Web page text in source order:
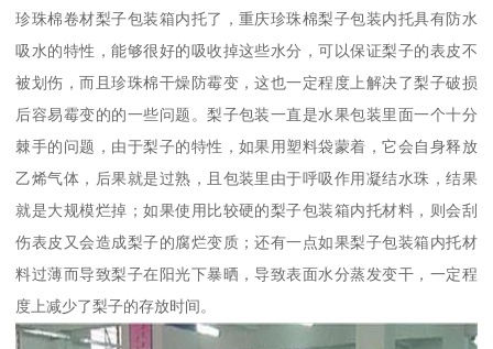
珍珠棉卷材梨子包装箱内托了，重庆珍珠棉梨子包装内托具有防水
吸水的特性，能够很好的吸收掉这些水分，可以保证梨子的表皮不
被划伤，而且珍珠棉干燥防霉变，这也一定程度上解决了梨子破损
后容易霉变的的一些问题。梨子包装一直是水果包装里面一个十分
棘手的问题，由于梨子的特性，如果用塑料袋蒙着，它会自身释放
乙烯气体，后果就是过熟，且包装里由于呼吸作用凝结水珠，结果
就是大规模烂掉；如果使用比较硬的梨子包装箱内托材料，则会刮
伤表皮又会造成梨子的腐烂变质；还有一点如果梨子包装箱内托材
料过薄而导致梨子在阳光下暴晒，导致表面水分蒸发变干，一定程
度上减少了梨子的存放时间。